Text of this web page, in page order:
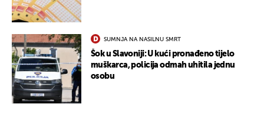
SUMNJA NA NASILNU SMRT
Šok u Slavoniji: U kući pronađeno tijelo
muškarca, policija odmah uhitila jednu
osobu